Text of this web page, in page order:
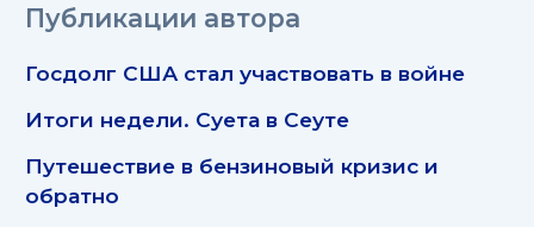
Публикации автора
Госдолг США стал участвовать в войне
Итоги недели. Суета в Сеуте
Путешествие в бензиновый кризис и
обратно